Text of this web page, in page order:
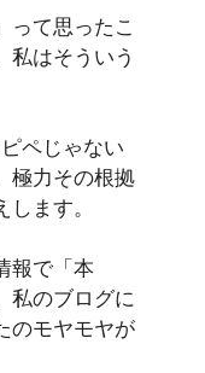
って思ったこ
私はそういう
ペじゃない
極力その根拠
ます。
報で「本
私のブログに
のモヤモヤが